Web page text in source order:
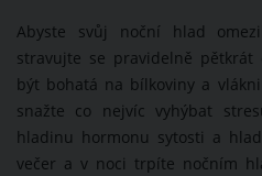
Abyste svůj noční hlad
stravujte se pravidelně pětkrát
být bohatá na bílkoviny a
snažte co nejvíc vyhýbat
hladinu hormonu sytosti a
večer a v noci trpíte nočním